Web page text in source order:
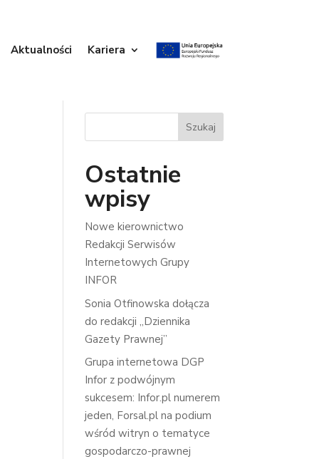
Aktualności Kariera
Szukaj
Ostatnie
wpisy
Nowe kierownictwo
Redakcji Serwisów
Internetowych Grupy
INFOR
Sonia Otfinowska dołącza
do redakcji „Dziennika
Gazety Prawnej”
Grupa internetowa DGP
Infor z podwójnym
sukcesem: Infor.pl numerem
jeden, Forsal.pl na podium
wśród witryn o tematyce
gospodarczo-prawnej